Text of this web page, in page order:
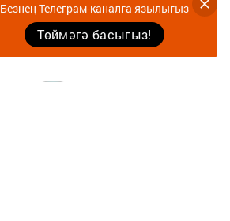
Безнең Телеграм-каналга язылыгыз
Төймәгә басыгыз!